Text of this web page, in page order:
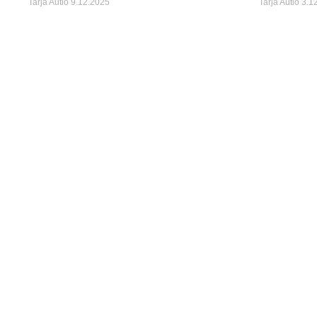
Tarja Autio 9.12.2025 Tarja Autio